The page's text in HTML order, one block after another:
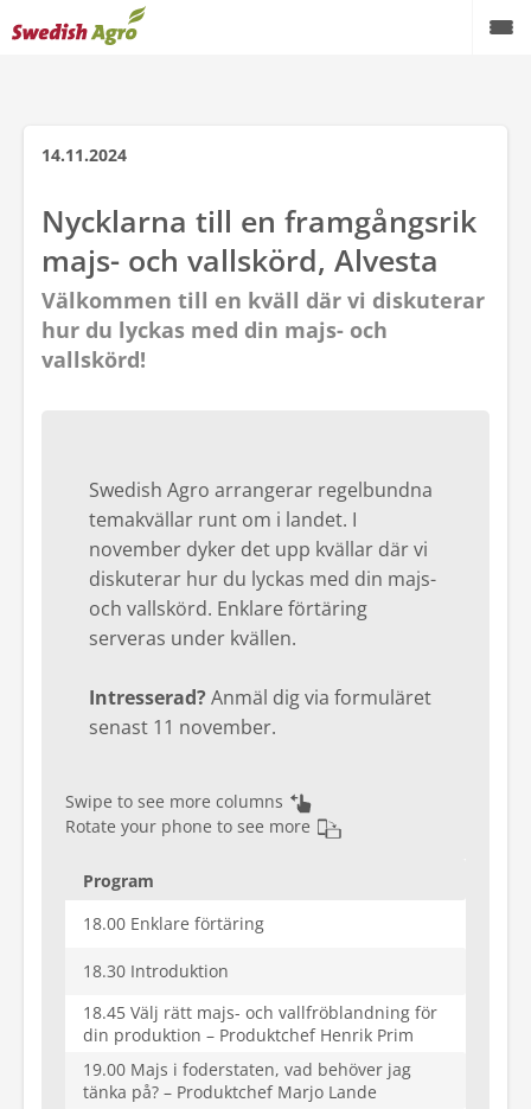
14.11.2024
Nycklarna till en framgångsrik
majs- och vallskörd, Alvesta
Välkommen till en kväll där vi diskuterar
hur du lyckas med din majs- och
vallskörd!
Swedish Agro arrangerar regelbundna
temakvällar runt om i landet. I
november dyker det upp kvällar där vi
diskuterar hur du lyckas med din majs-
och vallskörd. Enklare förtäring
serveras under kvällen.
Intresserad?Anmäl dig via formuläret
senast 11 november.
Swipe to see more columns
Rotate your phone to see more
Program
18.00 Enklare förtäring
18.30 Introduktion
18.45 Välj rätt majs- och vallfröblandning för
din produktion – Produktchef Henrik Prim
19.00 Majs i foderstaten, vad behöver jag
tänka på? – Produktchef Marjo Lande
Spannmål
Maskiner
Butik
Om oss
Kontakt
Mina sidor